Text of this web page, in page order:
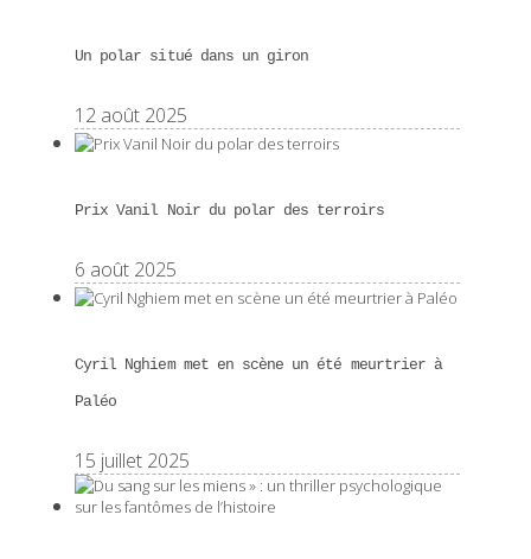
Un polar situé dans un giron
12 août 2025
Prix Vanil Noir du polar des terroirs
6 août 2025
Cyril Nghiem met en scène un été meurtrier à
Paléo
15 juillet 2025